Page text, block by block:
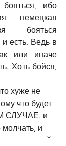
бояться, ибо
немецкая
бояться
есть. Ведь в
или иначе
Хоть бойся,
хуже не
что будет
СЛУЧАЕ. и
молчать, и
всякой